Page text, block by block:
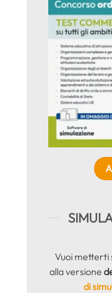
Vuoi metterti
alla versione
di